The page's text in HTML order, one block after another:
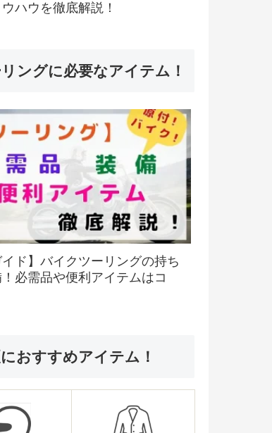
ハウを徹底解説！
ングに必要なアイテム！
イド】バイクツーリングの持ち
必需品や便利アイテムはコ
おすすめアイテム！